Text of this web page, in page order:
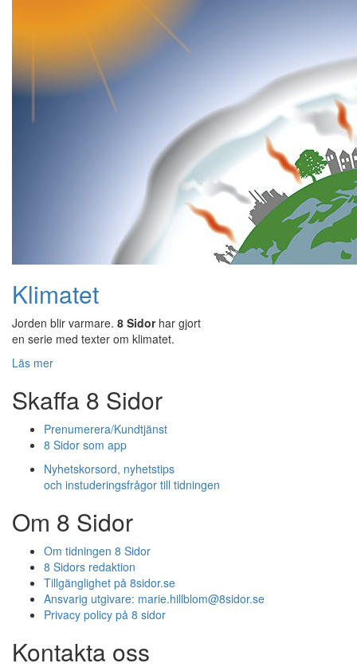
Klimatet
Jorden blir varmare. 8 Sidorhar gjort
en serie med texter om klimatet.
Läs mer
Skaffa 8 Sidor
Prenumerera/Kundtjänst
8 Sidor som app
Nyhetskorsord, nyhetstips
och instuderingsfrågor till tidningen
Om 8 Sidor
Om tidningen 8 Sidor
8 Sidors redaktion
Tillgänglighet på 8sidor.se
Ansvarig utgivare: marie.hillblom@8sidor.se
Privacy policy på 8 sidor
Kontakta oss